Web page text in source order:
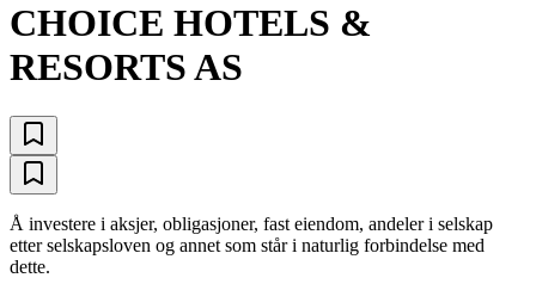
CHOICE HOTELS &
RESORTS AS
Å investere i aksjer, obligasjoner, fast eiendom, andeler i selskap
etter selskapsloven og annet som står i naturlig forbindelse med
dette.